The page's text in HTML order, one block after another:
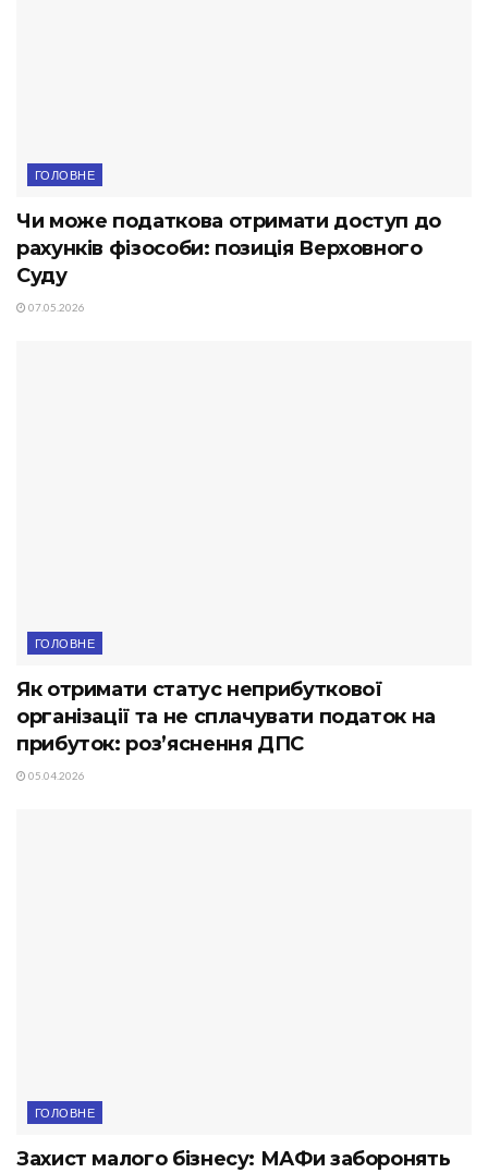
ГОЛОВНЕ
Чи може податкова отримати доступ до
рахунків фізособи: позиція Верховного
Суду
07.05.2026
ГОЛОВНЕ
Як отримати статус неприбуткової
організації та не сплачувати податок на
прибуток: роз’яснення ДПС
05.04.2026
ГОЛОВНЕ
Захист малого бізнесу: МАФи заборонять